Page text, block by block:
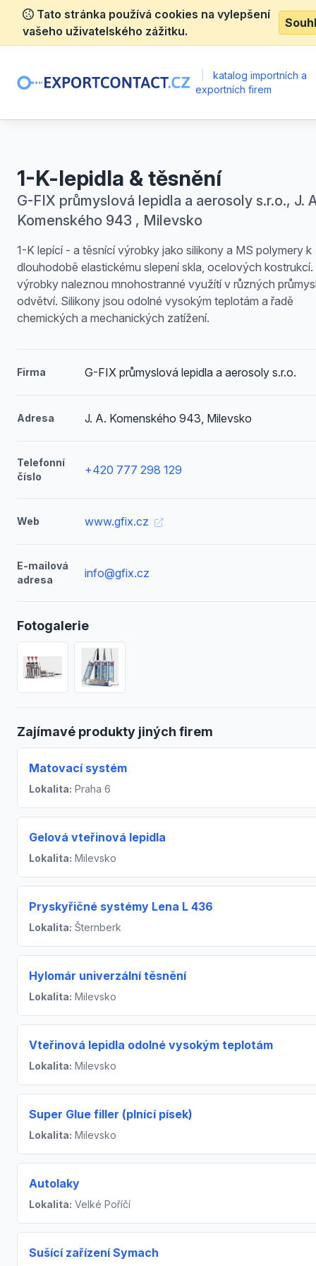
Tato stránka používá cookies na vylepšení
vašeho uživatelského zážitku.
katalog importních a
exportních firem
1-K-lepidla & těsnění
G-FIX průmyslová lepidla a aerosoly s.r.o., J.
Komenského 943 , Milevsko
1-K lepící - a těsnící výrobky jako silikony a MS polymery k
dlouhodobě elastickému slepení skla, ocelových
výrobky naleznou mnohostranné využítí v různých
odvětví. Silikony jsou odolné vysokým teplotám a řadě
chemických a mechanických zatížení.
Firma G-FIX průmyslová lepidla a aerosoly s.r.o.
Adresa J. A. Komenského 943, Milevsko
Telefonní
číslo
+420 777 298 129
Web www.gfix.cz
E-mailová
adresa
info@gfix.cz
Fotogalerie
Zajímavé produkty jiných firem
Matovací systém
Lokalita: Praha 6
Gelová vteřinová lepidla
Lokalita: Milevsko
Pryskyřičné systémy Lena L 436
Lokalita: Šternberk
Hylomár univerzální těsnění
Lokalita: Milevsko
Vteřinová lepidla odolné vysokým teplotám
Lokalita: Milevsko
Super Glue filler (plnící písek)
Lokalita: Milevsko
Autolaky
Lokalita: Velké Poříčí
Sušící zařízení Symach